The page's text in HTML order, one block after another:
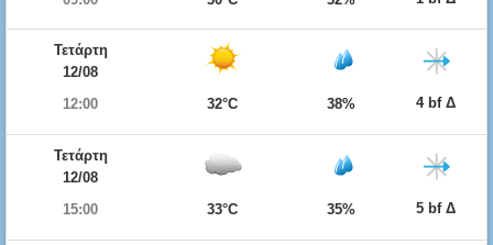
Τετάρτη
12/08
12:00
32°C 38% 4 bf Δ
Τετάρτη
12/08
15:00
33°C 35% 5 bf Δ